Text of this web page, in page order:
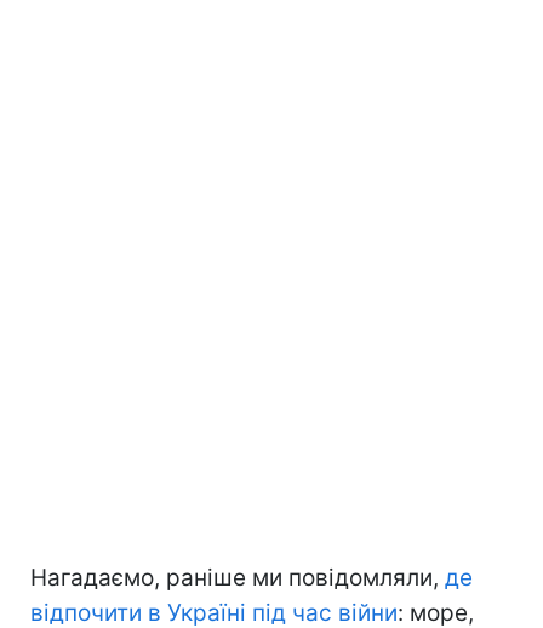
Нагадаємо, раніше ми повідомляли, де
відпочити в Україні під час війни: море,